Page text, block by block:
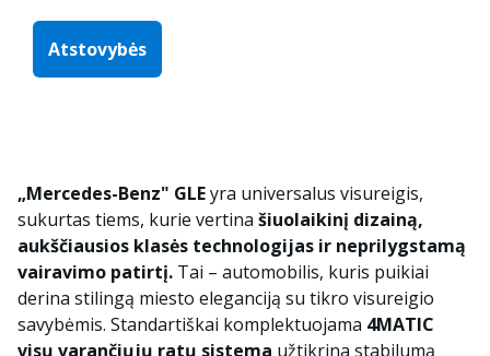
Atstovybės
„Mercedes-Benz" GLEyra universalus visureigis,
sukurtas tiems, kurie vertina šiuolaikinį dizainą,
aukščiausios klasės technologijas ir neprilygstamą
vairavimo patirtį. Tai – automobilis, kuris puikiai
derina stilingą miesto eleganciją su tikro visureigio
savybėmis. Standartiškai komplektuojama 4MATIC
visų varančiųjų ratų sistema užtikrina stabilumą